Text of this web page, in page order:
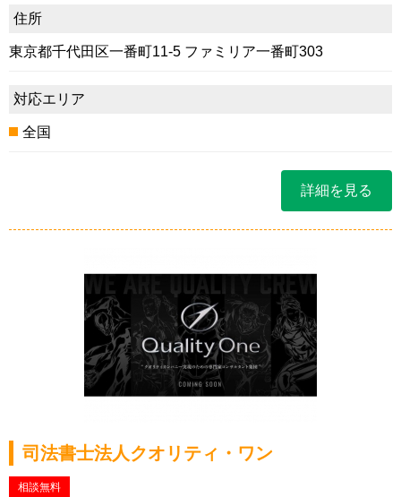
住所
東京都千代田区一番町11-5 ファミリア一番町303
対応エリア
全国
詳細を見る
司法書士法人クオリティ・ワン
相談無料